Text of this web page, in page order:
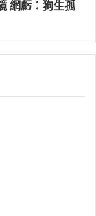
網虧：狗生孤